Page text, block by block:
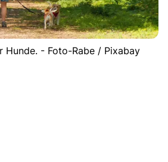
Hunde. - Foto-Rabe / Pixabay